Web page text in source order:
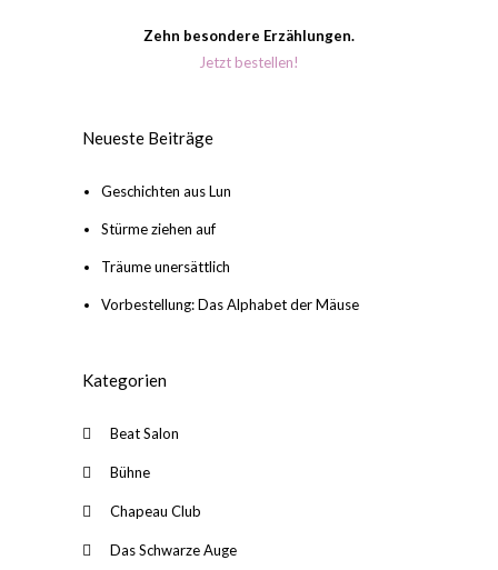
Zehn besondere Erzählungen.
Jetzt bestellen!
Neueste Beiträge
Geschichten aus Lun
Stürme ziehen auf
Träume unersättlich
Vorbestellung: Das Alphabet der Mäuse
Kategorien
Beat Salon
Bühne
Chapeau Club
Das Schwarze Auge